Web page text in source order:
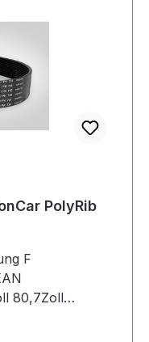
PolyRib
F
80,7Zoll